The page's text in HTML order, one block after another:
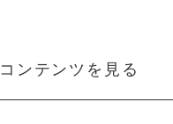
コンテンツを見る